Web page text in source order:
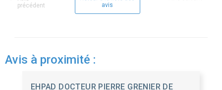
précédent
avis
Avis à proximité :
EHPAD DOCTEUR PIERRE GRENIER DE